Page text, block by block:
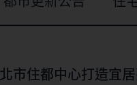
市住都中心打造宜